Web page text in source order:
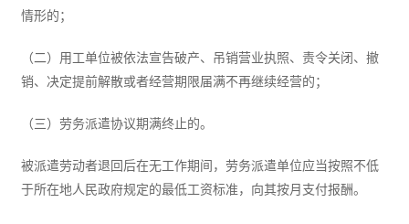
情形的；
（二）用工单位被依法宣告破产、吊销营业执照、责令关闭、撤
销、决定提前解散或者经营期限届满不再继续经营的；
（三）劳务派遣协议期满终止的。
被派遣劳动者退回后在无工作期间，劳务派遣单位应当按照不低
于所在地人民政府规定的最低工资标准，向其按月支付报酬。